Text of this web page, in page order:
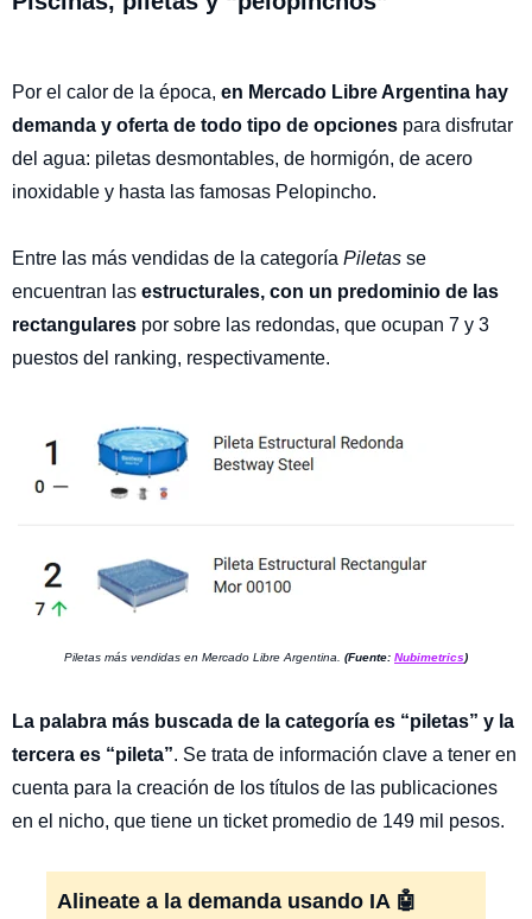
Por el calor de la época, en Mercado Libre Argentina hay
demanda y oferta de todo tipo de opciones para disfrutar
del agua: piletas desmontables, de hormigón, de acero
inoxidable y hasta las famosas Pelopincho.
Entre las más vendidas de la categoría Piletas se
encuentran las estructurales, con un predominio de las
rectangulares por sobre las redondas, que ocupan 7 y 3
puestos del ranking, respectivamente.
Piletas más vendidas en Mercado Libre Argentina. (Fuente: Nubimetrics)
La palabra más buscada de la categoría es “piletas” y la
tercera es “pileta”. Se trata de información clave a tener en
cuenta para la creación de los títulos de las publicaciones
en el nicho, que tiene un ticket promedio de 149 mil pesos.
Alineate a la demanda usando IA 🤖